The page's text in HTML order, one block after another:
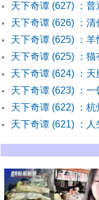
天下奇谭 (627) ：
天下奇谭 (626) ：
天下奇谭 (625) ：羊
天下奇谭 (625) ：猫
天下奇谭 (624) ：天
天下奇谭 (623) ：
天下奇谭 (622) ：
天下奇谭 (621) ：人